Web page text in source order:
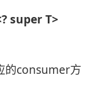
super T>
的consumer方